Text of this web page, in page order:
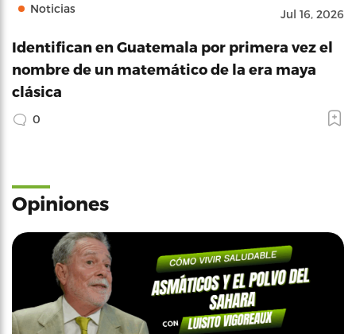
Noticias Jul 16, 2026
Identifican en Guatemala por primera vez el
nombre de un matemático de la era maya
clásica
0
Opiniones